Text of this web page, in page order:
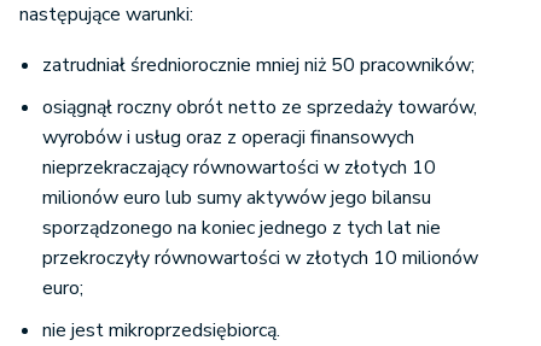
następujące warunki:
zatrudniał średniorocznie mniej niż 50 pracowników;
osiągnął roczny obrót netto ze sprzedaży towarów,
wyrobów i usług oraz z operacji finansowych
nieprzekraczający równowartości w złotych 10
milionów euro lub sumy aktywów jego bilansu
sporządzonego na koniec jednego z tych lat nie
przekroczyły równowartości w złotych 10 milionów
euro;
nie jest mikroprzedsiębiorcą.